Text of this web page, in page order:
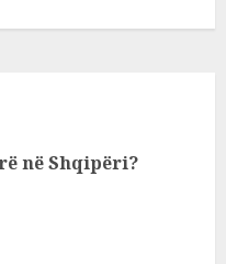
në Shqipëri?